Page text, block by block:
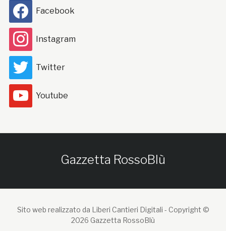
Facebook
Instagram
Twitter
Youtube
Gazzetta RossoBlù
Sito web realizzato da Liberi Cantieri Digitali - Copyright ©
2026 Gazzetta RossoBlù